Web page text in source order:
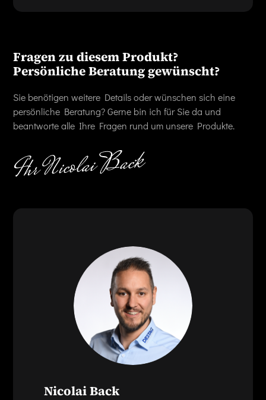
Fragen zu diesem Produkt?
Persönliche Beratung gewünscht?
Sie benötigen weitere Details oder wünschen sich eine
persönliche Beratung? Gerne bin ich für Sie da und
beantworte alle Ihre Fragen rund um unsere Produkte.
Nicolai Back